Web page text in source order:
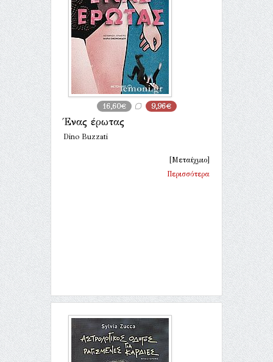
16,60€ 9,96€
Ένας έρωτας
Dino Buzzati
[Μεταίχμιο]
Περισσότερα